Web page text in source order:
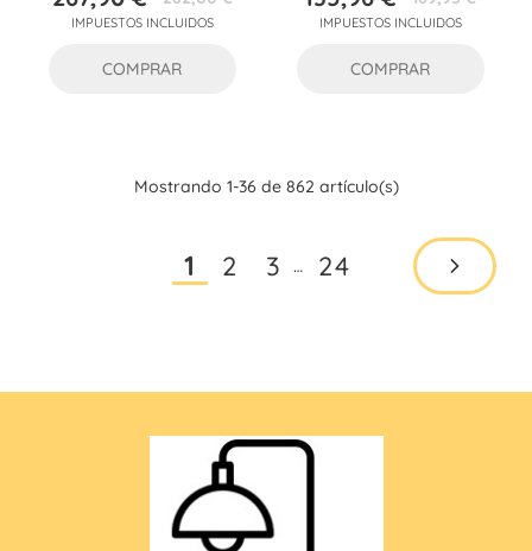
Precio
Precio
base
IMPUESTOS INCLUIDOS
COMPRAR
Precio
Precio
base
IMPUESTOS INCLUIDOS
COMPRAR
Mostrando 1-36 de 862 artículo(s)
1 2 3 … 24